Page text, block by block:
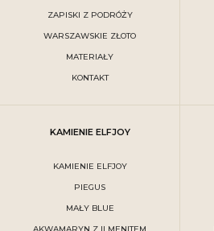
ZAPISKI Z PODRÓŻY
WARSZAWSKIE ZŁOTO
MATERIAŁY
KONTAKT
KAMIENIE ELFJOY
KAMIENIE ELFJOY
PIEGUS
MAŁY BLUE
AKWAMARYN Z ILMENITEM